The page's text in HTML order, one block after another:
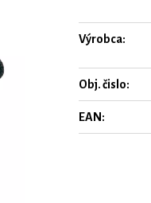
Výrobca:
Obj. čislo:
EAN: